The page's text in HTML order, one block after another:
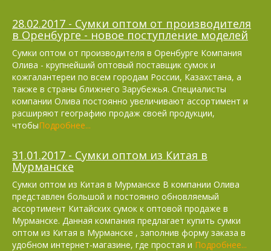
28.02.2017 - Сумки оптом от производителя
в Оренбурге - новое поступление моделей
Сумки оптом от производителя в Оренбурге Компания
Олива - крупнейший оптовый поставщик сумок и
кожгалантереи по всем городам России, Казахстана, а
также в страны ближнего Зарубежья. Специалисты
компании Олива постоянно увеличивают ассортимент и
расширяют географию продаж своей продукции,
чтобыПодробнее...
31.01.2017 - Сумки оптом из Китая в
Мурманске
Сумки оптом из Китая в Мурманске В компании Олива
представлен большой и постоянно обновляемый
ассортимент Китайских сумок к оптовой продаже в
Мурманске. Данная компания предлагает купить сумки
оптом из Китая в Мурманске , заполнив форму заказа в
удобном интернет-магазине, где простая и Подробнее...